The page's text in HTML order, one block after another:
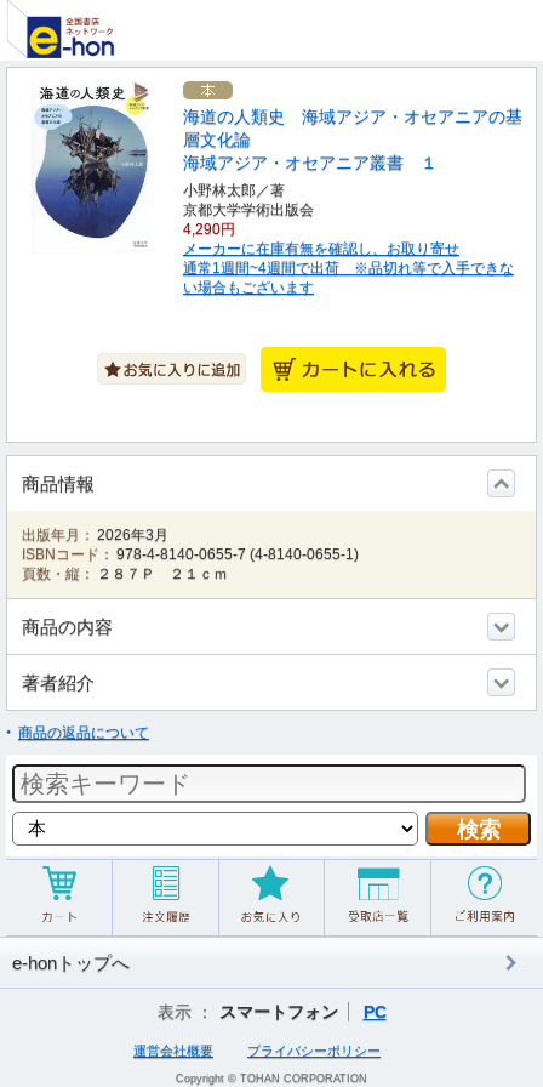
海道の人類史 海域アジア・オセアニアの基
層文化論
海域アジア・オセアニア叢書 １
小野林太郎／著
京都大学学術出版会
4,290円
メーカーに在庫有無を確認し、お取り寄せ
通常1週間~4週間で出荷 ※品切れ等で入手できな
い場合もございます
商品情報
出版年月： 2026年3月
ISBNコード： 978-4-8140-0655-7 (4-8140-0655-1)
頁数・縦：
２８７Ｐ ２１ｃｍ
商品の内容
著者紹介
商品の返品について
e-honトップへ
表示 ： スマートフォン PC
運営会社概要 プライバシーポリシー
Copyright © TOHAN CORPORATION